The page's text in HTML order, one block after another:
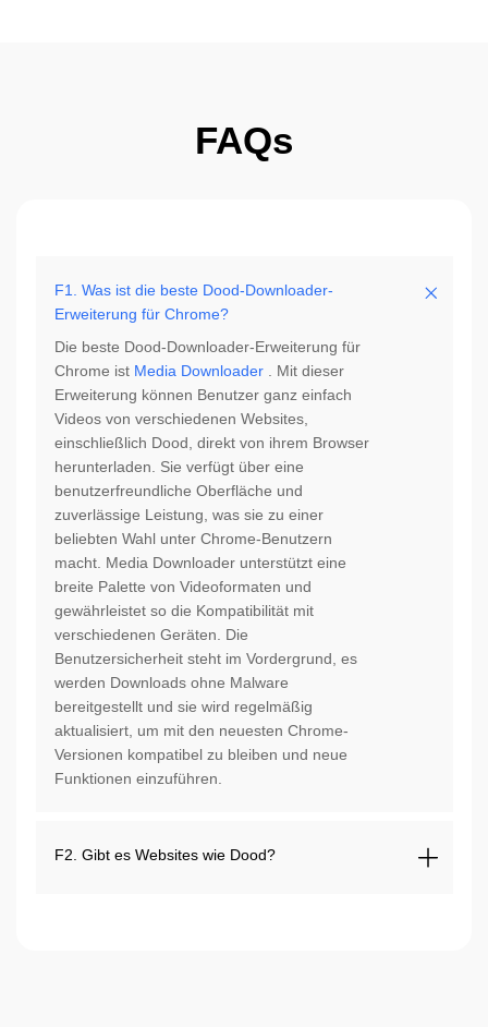
FAQs
F1. Was ist die beste Dood-Downloader-
Erweiterung für Chrome?
Die beste Dood-Downloader-Erweiterung für
Chrome ist Media Downloader . Mit dieser
Erweiterung können Benutzer ganz einfach
Videos von verschiedenen Websites,
einschließlich Dood, direkt von ihrem Browser
herunterladen. Sie verfügt über eine
benutzerfreundliche Oberfläche und
zuverlässige Leistung, was sie zu einer
beliebten Wahl unter Chrome-Benutzern
macht. Media Downloader unterstützt eine
breite Palette von Videoformaten und
gewährleistet so die Kompatibilität mit
verschiedenen Geräten. Die
Benutzersicherheit steht im Vordergrund, es
werden Downloads ohne Malware
bereitgestellt und sie wird regelmäßig
aktualisiert, um mit den neuesten Chrome-
Versionen kompatibel zu bleiben und neue
Funktionen einzuführen.
F2. Gibt es Websites wie Dood?